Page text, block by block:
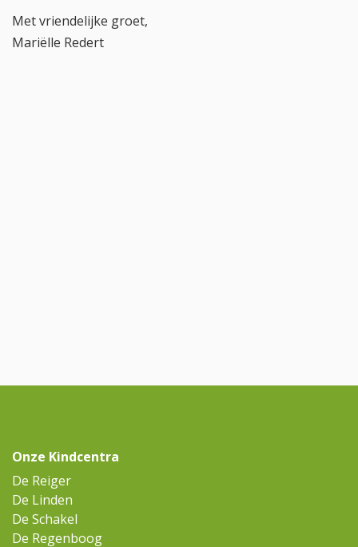
Met vriendelijke groet,
Mariëlle Redert
Onze Kindcentra
De Reiger
De Linden
De Schakel
De Regenboog